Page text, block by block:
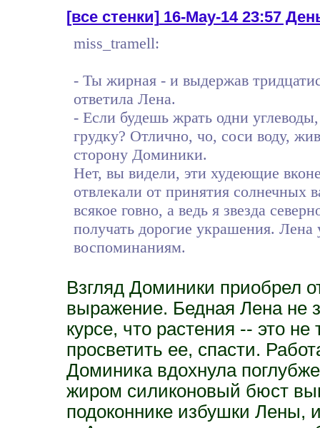
[все стенки]16-May-14 23:57
miss_tramell:
- Ты жирная - и выдержав
ответила Лена.
- Если будешь жрать одни
грудку? Отлично, чо, соси воду,
сторону Доминики.
Нет, вы видели, эти худеющие
отвлекали от принятия солнечных
всякое говно, а ведь я звезда
получать дорогие украшения. Лена
воспоминаниям.
Взгляд Доминики приобрел
выражение. Бедная Лена не
курсе, что растения -- это
просветить ее, спасти.
Доминика вдохнула
жиром силиконовый бюст
подоконнике избушки Лены,